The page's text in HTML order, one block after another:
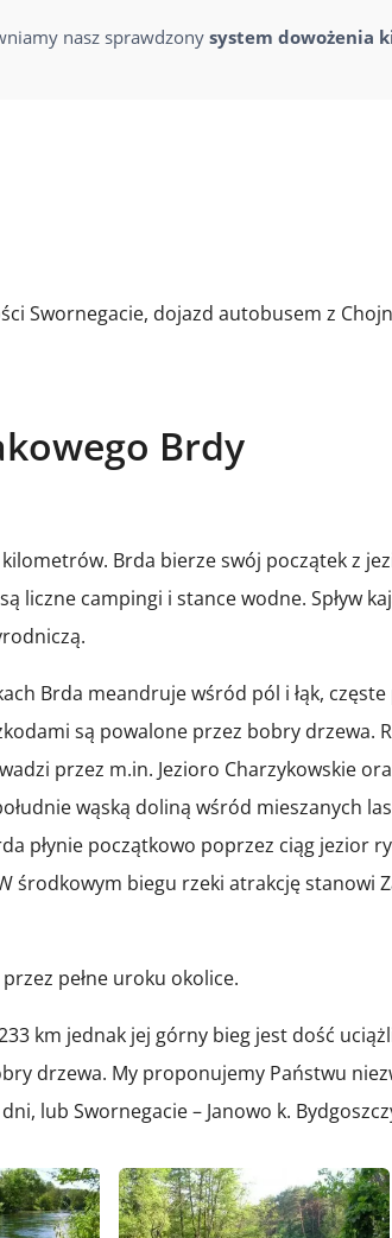
nasz sprawdzony system dowożenia
Swornegacie, dojazd autobusem z
Brdy
Brda bierze swój początek z
liczne campingi i stance wodne. Spływ
Brda meandruje wśród pól i łąk, częste
są powalone przez bobry drzewa.
przez m.in. Jezioro Charzykowskie
wąską doliną wśród mieszanych
płynie początkowo poprzez ciąg jezior
środkowym biegu rzeki atrakcję stanowi
pełne uroku okolice.
km jednak jej górny bieg jest dość
drzewa. My proponujemy Państwu
lub Swornegacie – Janowo k.